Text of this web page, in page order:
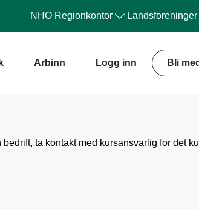
NHO Regionkontor Landsforeninger
Arbinn Logg inn Bli
ta kontakt med kursansvarlig for det